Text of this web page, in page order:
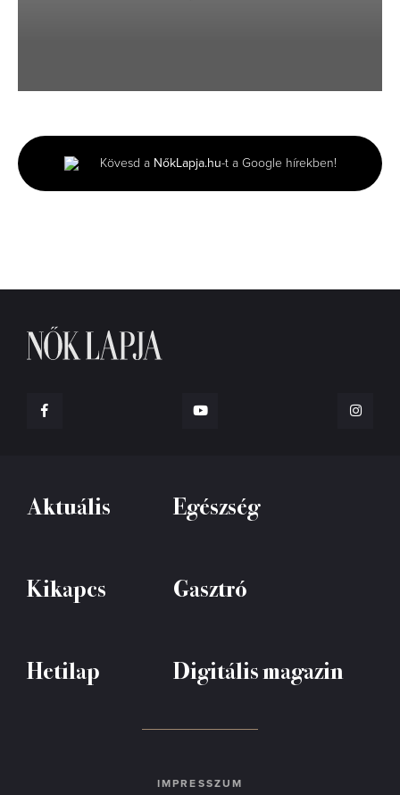
minute,
54
seconds
Kövesd a NőkLapja.hu-t a Google hírekben!
Aktuális Egészség
Kikapcs Gasztró
Hetilap Digitális magazin
IMPRESSZUM